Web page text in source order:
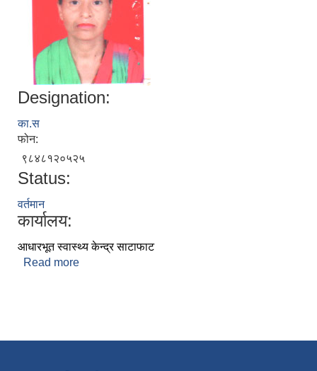
Designation:
का.स
फोन:
९८४८१२०५२५
Status:
वर्तमान
कार्यालय:
आधारभूत स्वास्थ्य केन्द्र साटाफाट
Read more